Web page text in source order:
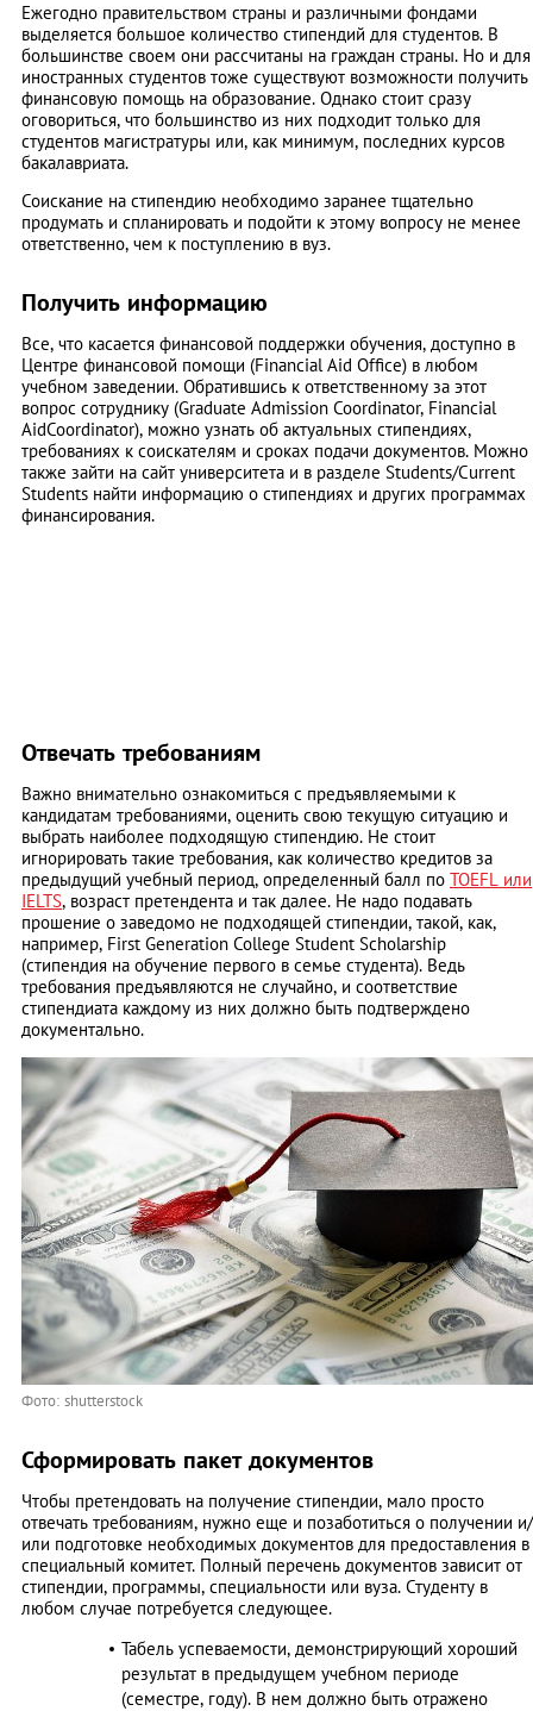
Ежегодно правительством страны и различными фондами
выделяется большое количество стипендий для студентов. В
большинстве своем они рассчитаны на граждан страны. Но и для
иностранных студентов тоже существуют возможности получить
финансовую помощь на образование. Однако стоит сразу
оговориться, что большинство из них подходит только для
студентов магистратуры или, как минимум, последних курсов
бакалавриата.
Соискание на стипендию необходимо заранее тщательно
продумать и спланировать и подойти к этому вопросу не менее
ответственно, чем к поступлению в вуз.
Получить информацию
Все, что касается финансовой поддержки обучения, доступно в
Центре финансовой помощи (Financial Aid Office) в любом
учебном заведении. Обратившись к ответственному за этот
вопрос сотруднику (Graduate Admission Coordinator, Financial
AidCoordinator), можно узнать об актуальных стипендиях,
требованиях к соискателям и сроках подачи документов. Можно
также зайти на сайт университета и в разделе Students/Current
Students найти информацию о стипендиях и других программах
финансирования.
Отвечать требованиям
Важно внимательно ознакомиться с предъявляемыми к
кандидатам требованиями, оценить свою текущую ситуацию и
выбрать наиболее подходящую стипендию. Не стоит
игнорировать такие требования, как количество кредитов за
предыдущий учебный период, определенный балл по TOEFL или
IELTS, возраст претендента и так далее. Не надо подавать
прошение о заведомо не подходящей стипендии, такой, как,
например, First Generation College Student Scholarship
(стипендия на обучение первого в семье студента). Ведь
требования предъявляются не случайно, и соответствие
стипендиата каждому из них должно быть подтверждено
документально.
Фото: shutterstock
Сформировать пакет документов
Чтобы претендовать на получение стипендии, мало просто
отвечать требованиям, нужно еще и позаботиться о получении и/
или подготовке необходимых документов для предоставления в
специальный комитет. Полный перечень документов зависит от
стипендии, программы, специальности или вуза. Студенту в
любом случае потребуется следующее.
Табель успеваемости, демонстрирующий хороший
результат в предыдущем учебном периоде
(семестре, году). В нем должно быть отражено